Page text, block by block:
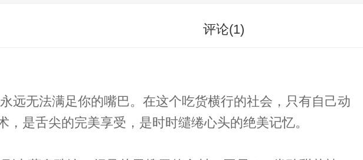
评论(1)
是舌尖的完美享受，是时时缱绻心头的绝美记忆。